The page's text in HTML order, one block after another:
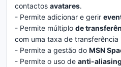
contactos avatares.
- Permite adicionar e gerir
- Permite múltiplo de
com uma taxa de transferência
- Permite a gestão do MSN
- Permite o uso de anti-aliasing